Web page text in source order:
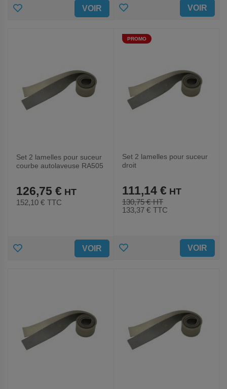
AJOUTER VOIR AJOUTER
FAVORIS
VOIR
Set 2 lamelles pour suceur
courbe autolaveuse RA505
126,75 €
152,10 € TTC
AJOUTER VOIR
PROMO
Set 2 lamelles pour suceur
droit
130,75 €
111,14 €
133,37 € TTC
AJOUTER VOIR